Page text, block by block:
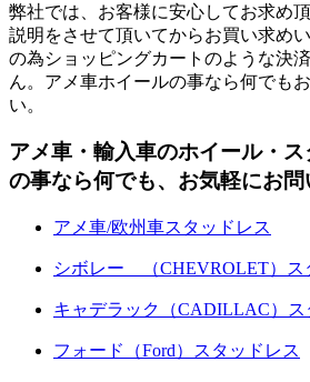
弊社では、お客様に安心してお求め
説明をさせて頂いてからお買い求め
の為ショッピングカートのような決
ん。アメ車ホイールの事なら何でも
い。
アメ車・輸入車のホイール・
の事なら何でも、お気軽にお問
アメ車/欧州車スタッドレス
シボレー （CHEVROLET）ス
キャデラック（CADILLAC）ス
フォード（Ford）スタッドレス